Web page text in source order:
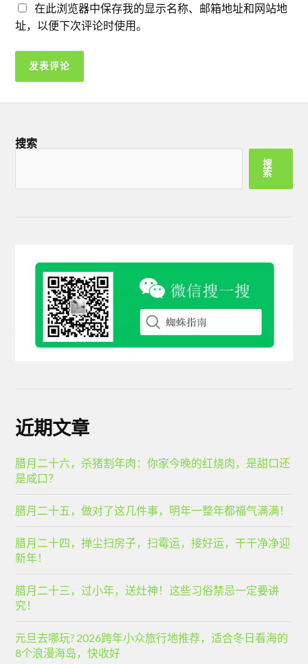
在此浏览器中保存我的显示名称、邮箱地址和网站地
址，以便下次评论时使用。
搜索
搜
索
近期文章
腊月二十六，杀猪割年肉：你家今晚的红烧肉，是甜口还
是咸口？
腊月二十五，做对了这几件事，明年一整年都福气满满！
腊月二十四，掸尘扫房子，扫霉运，接好运，干干净净迎
新年！
腊月二十三，过小年，送灶神！这些习俗禁忌一定要讲
究！
元旦去哪玩? 2026跨年小众旅行地推荐，适合冬日看海的
8个浪漫海岛，快收好